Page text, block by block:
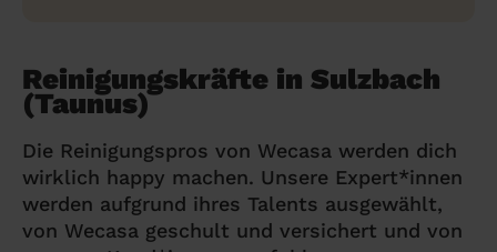
Reinigungskräfte in Sulzbach
(Taunus)
Die Reinigungspros von Wecasa werden dich
wirklich happy machen. Unsere Expert*innen
werden aufgrund ihres Talents ausgewählt,
von Wecasa geschult und versichert und von